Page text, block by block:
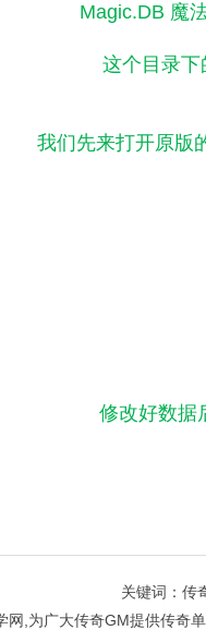
Magic.DB 魔
这个目录
我们先来打开原版
修改好数据
关键词：传
网,为广大传奇GM提供传奇